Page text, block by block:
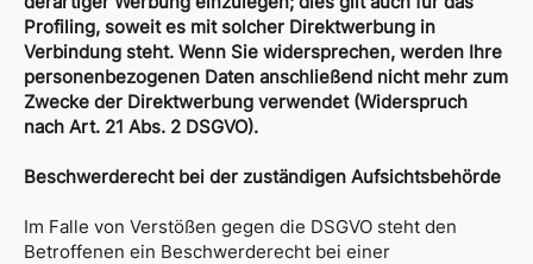
Profiling, soweit es mit solcher Direktwerbung in
Verbindung steht. Wenn Sie widersprechen, werden Ihre
personenbezogenen Daten anschließend nicht mehr zum
Zwecke der Direktwerbung verwendet (Widerspruch
nach Art. 21 Abs. 2 DSGVO).
Beschwerderecht bei der zuständigen Aufsichtsbehörde
Im Falle von Verstößen gegen die DSGVO steht den
Betroffenen ein Beschwerderecht bei einer